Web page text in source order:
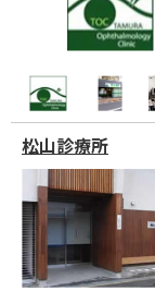
松山診療所